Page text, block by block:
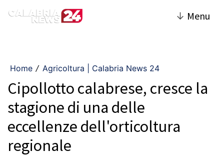
↓ Menu
Home / Agricoltura | Calabria News 24
Cipollotto calabrese, cresce la
stagione di una delle
eccellenze dell'orticoltura
regionale